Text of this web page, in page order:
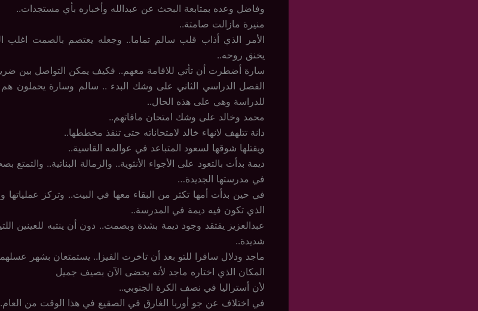
وفاضل وعده بمتابعة البحث عن عبدالله وأخباره بأي مستجدات..
منيرة مازالت صامتة..
الأمر الذي أذاب قلب سالم تماما.. وجعله يعتصم بالصمت
يخنق روحه..
سارة أضطرت أن تأتي للاقامة معهم.. فكيف يمكن التواصل بين
الفصل الدراسي الثاني على وشك البدء .. سالم وسارة يحملون
للدراسة وهي على هذه الحال..
محمد وخالد على وشك امتحان مافاتهم..
دانة تتلهف لانهاء خالد لامتحاناته حتى تنفذ مخططها..
ويقتلها شوقها لسعود المتباعد في عوالمه القاسية..
ديمة بدأت بالتعود على الأجواء الأنثوية.. والزمالة البناتية.. والتمتع
في مدرستها الجديدة…
في حين بدأت أمها تكثر من البقاء معها في البيت.. وتركز
الذي تكون فيه ديمة في المدرسة..
عبدالعزيز يفتقد وجود ديمة بشدة وبصمت.. دون أن ينتبه للعينين اللتين
شديدة..
ماجد ودلال سافرا للتو بعد أن تاخرت الفيزا.. يستمتعان بشهر
المكان الذي اختاره ماجد لأنه يحضى الآن بصيف جميل
لأن أستراليا في نصف الكرة الجنوبي..
في اختلاف عن جو أوربا الغارق في الصقيع في هذا الوقت من